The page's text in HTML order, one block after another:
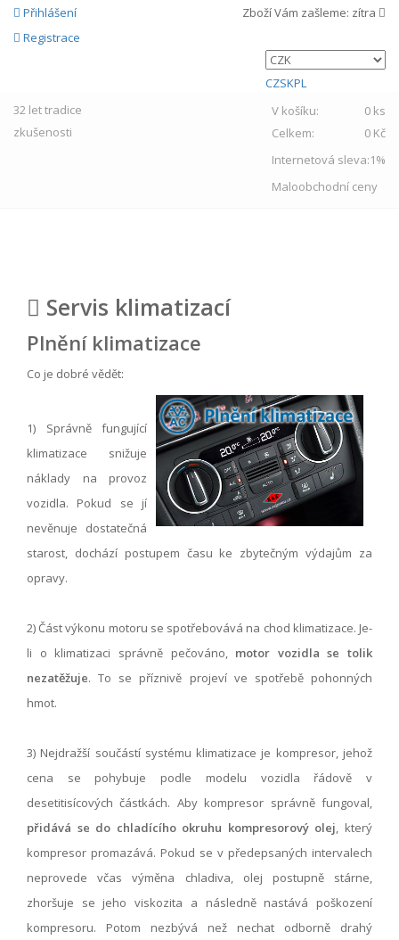
Přihlášení
Registrace
Zboží Vám zašleme: zítra
CZSKPL
32 lettradice
zkušenosti
V košíku:
0 ks
Celkem:
0 Kč
Internetová sleva:1%
Maloobchodní ceny
Servis klimatizací
Plnění klimatizace
Co je dobré vědět:
1) Správně fungující
klimatizace snižuje
náklady na provoz
vozidla. Pokud se jí
nevěnuje dostatečná
starost, dochází postupem času ke zbytečným výdajům za
opravy.
2) Část výkonu motoru se spotřebovává na chod klimatizace. Je-
li o klimatizaci správně pečováno, motor vozidla se tolik
nezatěžuje. To se příznivě projeví ve spotřebě pohonných
hmot.
3) Nejdražší součástí systému klimatizace je kompresor, jehož
cena se pohybuje podle modelu vozidla řádově v
desetitisícových částkách. Aby kompresor správně fungoval,
přidává se do chladícího okruhu kompresorový olej, který
kompresor promazává. Pokud se v předepsaných intervalech
neprovede včas výměna chladiva, olej postupně stárne,
zhoršuje se jeho viskozita a následně nastává poškození
kompresoru. Potom nezbývá než nechat odborně drahý